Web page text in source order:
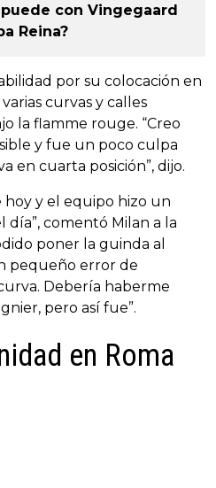
con Vingegaard
Reina?
por su colocación en
curvas y calles
la flamme rouge. “Creo
y fue un poco culpa
en cuarta posición”, dijo.
hoy y el equipo hizo un
comentó Milan a la
poner la guinda al
pequeño error de
Debería haberme
pero así fue”.
en Roma